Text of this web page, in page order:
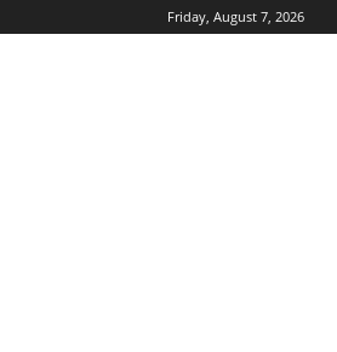
Friday, August 7, 2026